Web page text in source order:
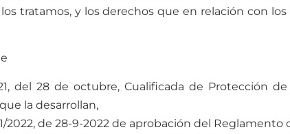
tratamos, y los derechos que en relación con
del 28 de octubre, Cualificada de Protección
la desarrollan,
2022, de 28-9-2022 de aprobación del Reglamento